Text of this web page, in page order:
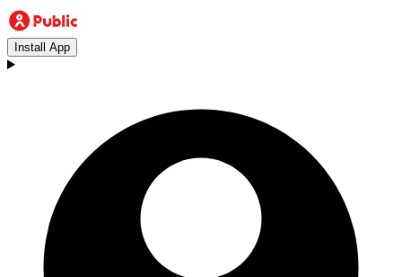
Install App